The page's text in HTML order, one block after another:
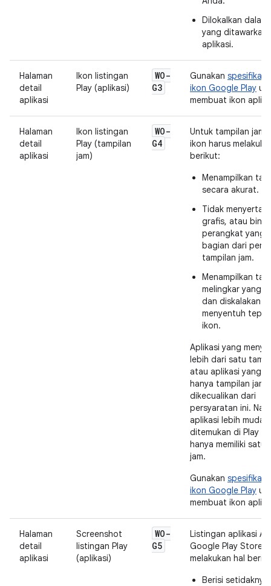
Dilokalkan dalam
yang ditawarkan
aplikasi.
Halaman
detail
aplikasi
Ikon listingan
Play (aplikasi)
WO-
G3
Gunakan spesifikasi
ikon Google Play
membuat ikon
Halaman
detail
aplikasi
Ikon listingan
Play (tampilan
jam)
WO-
G4
Untuk tampilan jam
ikon harus
berikut:
Menampilkan
secara akurat.
Tidak
grafis, atau
perangkat yang
bagian dari
tampilan jam.
Menampilkan
melingkar yang
dan diskalakan
menyentuh tepi
ikon.
Aplikasi yang
lebih dari satu
atau aplikasi yang
hanya tampilan jam,
dikecualikan dari
persyaratan ini.
aplikasi lebih mudah
ditemukan di Play
hanya memiliki satu
jam.
Gunakan spesifikasi
ikon Google Play
membuat ikon
Halaman
detail
aplikasi
Screenshot
listingan Play
(aplikasi)
WO-
G5
Listingan aplikasi
Google Play Store
melakukan hal
Berisi